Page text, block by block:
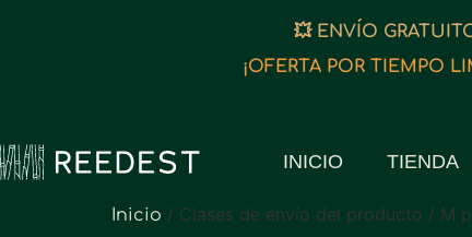
💥 ENVÍO
¡OFERTA POR TIEMPO
INICIO TIENDA
Inicio / Clases de envío del producto / M